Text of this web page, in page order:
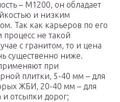
– М1200, он обладает
и низким
Так как карьеров по его
не такой
с гранитом, то и цена
существенно ниже.
при
плитки, 5-40 мм – для
ЖБИ, 20-40 мм – для
и отсыпки дорог;